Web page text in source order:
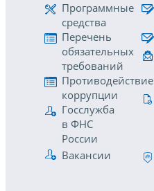
Программные
средства
Перечень
обязательных
требований
Противодействие
коррупции
Госслужба
в ФНС
России
Вакансии